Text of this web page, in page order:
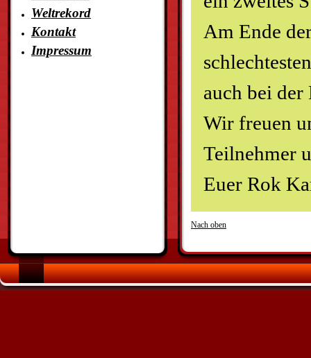
Weltrekord
Kontakt
Impressum
Am Ende
auch bei der
Wir freuen
Teilnehmer
Euer Rok
Nach oben